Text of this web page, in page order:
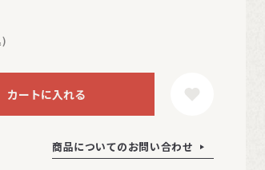
カートに入れる
商品についてのお問い合わせ